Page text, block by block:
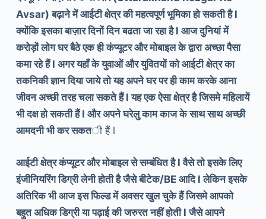
Avsar) बढ़ाने में आईटी क्षेत्र की महत्वपूर्ण भूमिका हो सकती है l
क्योंकि इसका बाज़ार दिनों दिन बढता जा रहा है l आज दुनियां में
करोड़ों लोग घर बैठे एक ही कंप्यूटर और मोबाइल के द्वारा अच्छा पैसा
कमा रहे हैं l अगर यहाँ के युवाओं और युवितयों को आईटी क्षेत्र का
तकनिकी ज्ञान दिया जाये तो यह अपने घर पर ही काम करके आना
जीवन अच्छी तरह चला सकते हैं l यह एक ऐसा क्षेत्र है जिसमे महिलायें
भी दक्ष हो सकती हैं l और अपने घरेलु काम काज के साथ साथ अच्छी
आमदनी भी कर सकती हैं l
आईटी क्षेत्र कंप्यूटर और मोबाइल से सम्बंधित है l वैसे तो इसके लिए
इंजीनियरिंग डिग्री लेनी होती है जैसे बीटेक/BE आदि l लेकिन इसके
अतिरिक भी आज इस फिल्ड में अवसर खुल चुके हैं जिसमे आपको
बहुत अधिक डिग्री या पढ़ाई की जरुरत नहीं होती l जैसे आपने